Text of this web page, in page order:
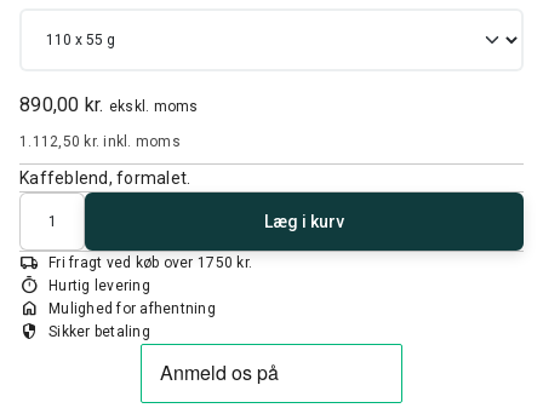
890,00 kr. ekskl. moms
1.112,50 kr.inkl. moms
Kaffeblend, formalet.
Antal
Læg i kurv
local_shipping Fri fragt ved køb over 1750 kr.
timer Hurtig levering
home Mulighed for afhentning
security Sikker betaling